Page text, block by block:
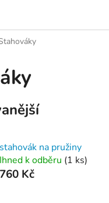
stahovák na pružiny
Ihned k odběru (1 ks)
760 Kč